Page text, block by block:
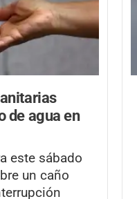
de agua en
este sábado
un caño